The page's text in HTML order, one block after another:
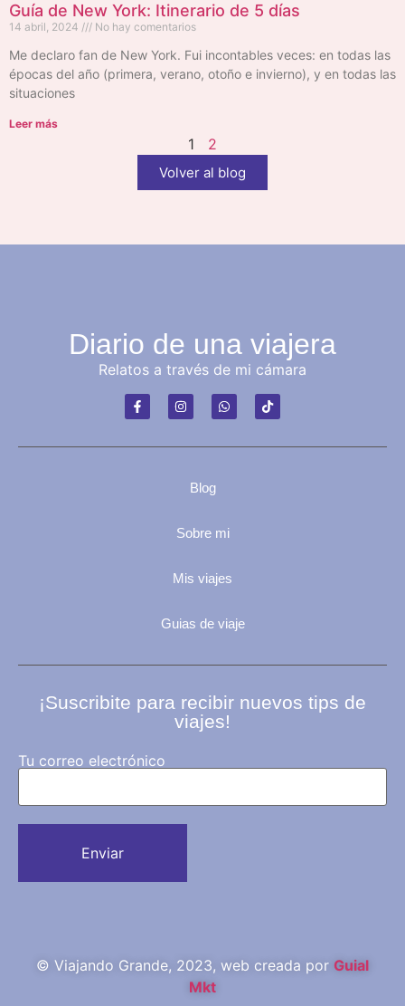
Guía de New York: Itinerario de 5 días
14 abril, 2024 No hay comentarios
Me declaro fan de New York. Fui incontables veces: en todas las
épocas del año (primera, verano, otoño e invierno), y en todas las
situaciones
Leer más
1 2
Volver al blog
Diario de una viajera
Relatos a través de mi cámara
Blog
Sobre mi
Mis viajes
Guias de viaje
¡Suscribite para recibir nuevos tips de
viajes!
Tu correo electrónico
© Viajando Grande, 2023, web creada por Guial
Mkt